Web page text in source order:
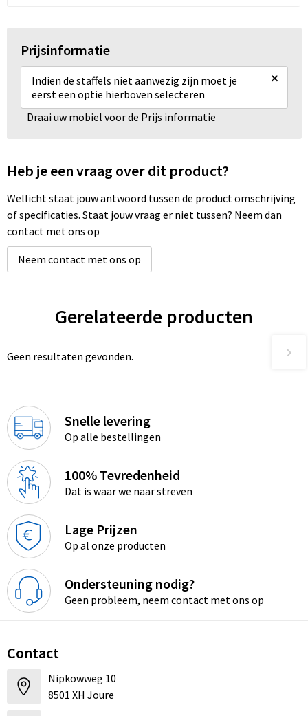
Prijsinformatie
Indien de staffels niet aanwezig zijn moet je
eerst een optie hierboven selecteren
×
Draai uw mobiel voor de Prijs informatie
Heb je een vraag over dit product?
Wellicht staat jouw antwoord tussen de product omschrijving
of specificaties. Staat jouw vraag er niet tussen? Neem dan
contact met ons op
Neem contact met ons op
Gerelateerde producten
Geen resultaten gevonden.
Snelle levering
Op alle bestellingen
100% Tevredenheid
Dat is waar we naar streven
Lage Prijzen
Op al onze producten
Ondersteuning nodig?
Geen probleem, neem contact met ons op
Contact
Nipkowweg 10
8501 XH Joure